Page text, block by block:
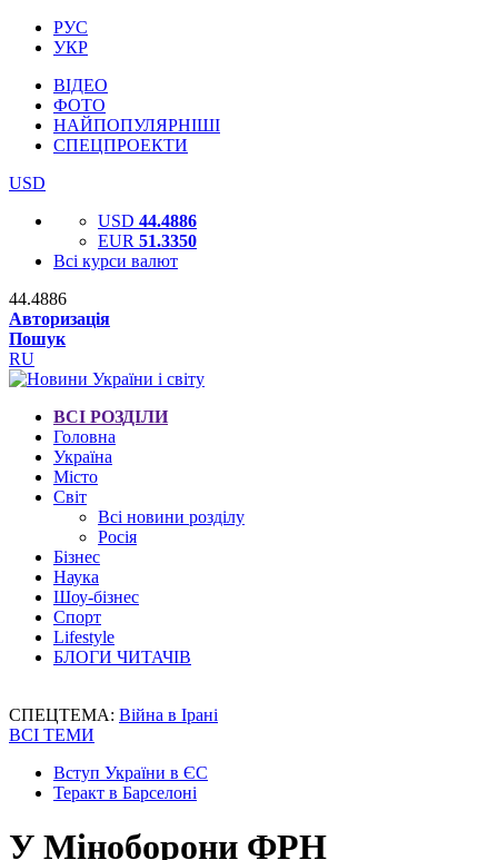
РУС
УКР
ВІДЕО
ФОТО
НАЙПОПУЛЯРНІШІ
СПЕЦПРОЕКТИ
USD
USD 44.4886
EUR 51.3350
Всі курси валют
44.4886
Авторизація
Пошук
RU
ВСІ РОЗДІЛИ
Головна
Україна
Місто
Світ
Всі новини розділу
Росія
Бізнес
Наука
Шоу-бізнес
Спорт
Lifestyle
БЛОГИ ЧИТАЧІВ
СПЕЦТЕМА: Війна в Ірані
ВСІ ТЕМИ
Вступ України в ЄС
Теракт в Барселоні
У Міноборони ФРН